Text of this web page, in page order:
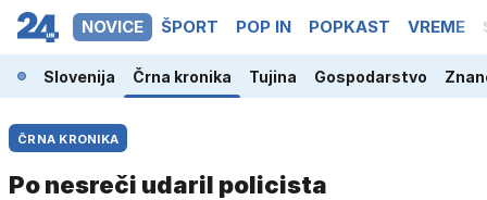
NOVICE ŠPORT POP IN POPKAST VREME
Slovenija Črna kronika Tujina Gospodarstvo
ČRNA KRONIKA
Po nesreči udaril policista